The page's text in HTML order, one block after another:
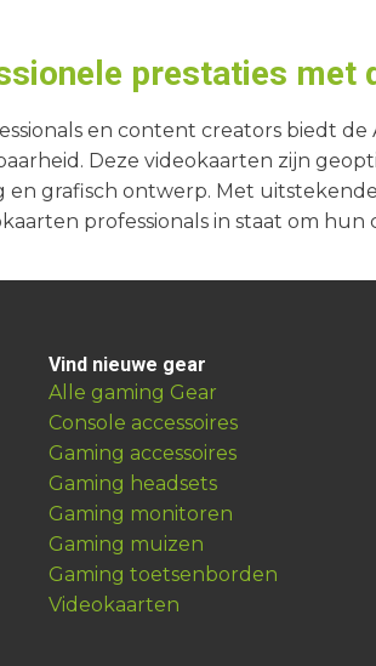
prestaties met
en content creators biedt
Deze videokaarten zijn
en grafisch ontwerp. Met
professionals in staat om
Vind nieuwe gear
Alle gaming Gear
Console accessoires
Gaming accessoires
Gaming headsets
Gaming monitoren
Gaming muizen
Gaming toetsenborden
Videokaarten